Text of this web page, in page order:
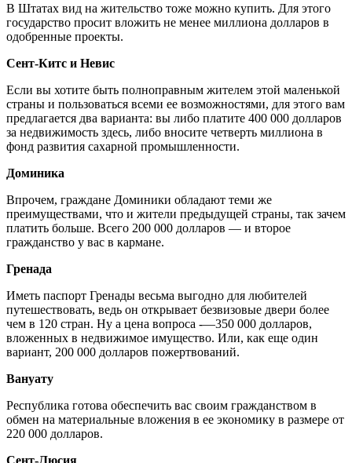
В Штатах вид на жительство тоже можно купить. Для этого
государство просит вложить не менее миллиона долларов в
одобренные проекты.
Сент-Китс и Невис
Если вы хотите быть полноправным жителем этой маленькой
страны и пользоваться всеми ее возможностями, для этого вам
предлагается два варианта: вы либо платите 400 000 долларов
за недвижимость здесь, либо вносите четверть миллиона в
фонд развития сахарной промышленности.
Доминика
Впрочем, граждане Доминики обладают теми же
преимуществами, что и жители предыдущей страны, так зачем
платить больше. Всего 200 000 долларов — и второе
гражданство у вас в кармане.
Гренада
Иметь паспорт Гренады весьма выгодно для любителей
путешествовать, ведь он открывает безвизовые двери более
чем в 120 стран. Ну а цена вопроса -—350 000 долларов,
вложенных в недвижимое имущество. Или, как еще один
вариант, 200 000 долларов пожертвований.
Вануату
Республика готова обеспечить вас своим гражданством в
обмен на материальные вложения в ее экономику в размере от
220 000 долларов.
Сент-Люсия